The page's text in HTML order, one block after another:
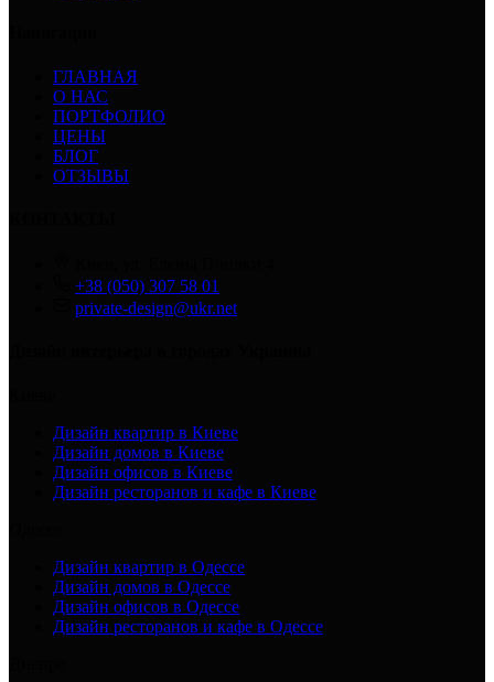
ГЛАВНАЯ
О НАС
ПОРТФОЛИО
ЦЕНЫ
БЛОГ
ОТЗЫВЫ
+38 (050) 307 58 01
private-design@ukr.net
Дизайн квартир в Киеве
Дизайн домов в Киеве
Дизайн офисов в Киеве
Дизайн ресторанов и кафе в Киеве
Дизайн квартир в Одессе
Дизайн домов в Одессе
Дизайн офисов в Одессе
Дизайн ресторанов и кафе в Одессе